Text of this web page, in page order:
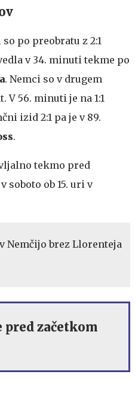
po preobratu z 2:1
v 34. minuti tekme po
. Nemci so v drugem
56. minuti je na 1:1
izid 2:1 pa je v 89.
.
tekmo pred
soboto ob 15. uri v
Nemčijo brez Llorenteja
začetkom